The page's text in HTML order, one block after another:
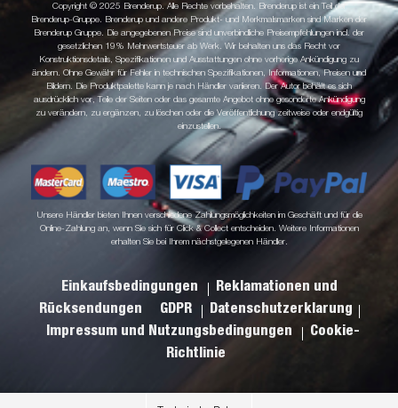
Copyright © 2025 Brenderup. Alle Rechte vorbehalten. Brenderup ist ein Teil der
Brenderup-Gruppe. Brenderup und andere Produkt- und Merkmalsmarken sind Marken der
Brenderup Gruppe. Die angegebenen Preise sind unverbindliche Preisempfehlungen incl. der
gesetzlichen 19% Mehrwertsteuer ab Werk. Wir behalten uns das Recht vor
Konstruktionsdetails, Spezifikationen und Ausstattungen ohne vorherige Ankündigung zu
ändern. Ohne Gewähr für Fehler in technischen Spezifikationen, Informationen, Preisen und
Bildern. Die Produktpalette kann je nach Händler variieren. Der Autor behält es sich
ausdrücklich vor, Teile der Seiten oder das gesamte Angebot ohne gesonderte Ankündigung
zu verändern, zu ergänzen, zu löschen oder die Veröffentlichung zeitweise oder endgültig
einzustellen.
Unsere Händler bieten Ihnen verschiedene Zahlungsmöglichkeiten im Geschäft und für die
Online-Zahlung an, wenn Sie sich für Click & Collect entscheiden. Weitere Informationen
erhalten Sie bei Ihrem nächstgelegenen Händler.
Einkaufsbedingungen
Reklamationen und
Rücksendungen
GDPR
Datenschutzerklarung
Impressum und Nutzungsbedingungen
Cookie-
Richtlinie